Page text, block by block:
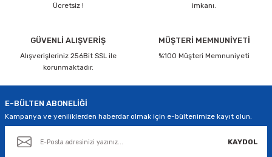
Ücretsiz !
imkanı.
GÜVENLİ ALIŞVERİŞ
Alışverişleriniz 256Bit SSL ile
korunmaktadır.
MÜŞTERİ MEMNUNİYETİ
%100 Müşteri Memnuniyeti
E-BÜLTEN ABONELİĞİ
Kampanya ve yeniliklerden haberdar olmak için e-bültenimize kayıt olun.
KAYDOL